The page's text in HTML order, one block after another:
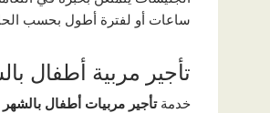
ساعات أو لفترة أطول بحسب
تأجير مربية أطفال
خدمةتأجير مربيات أطفال بالشهر